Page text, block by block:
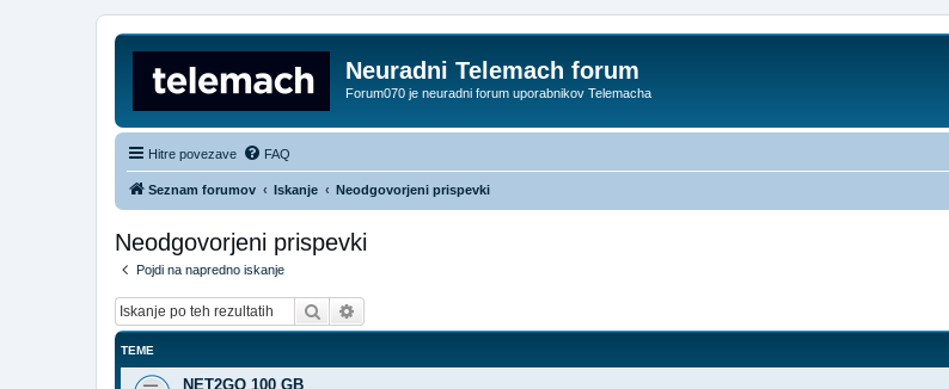
Neuradni Telemach forum
Forum070 je neuradni forum uporabnikov Telemacha
Hitre povezave FAQ
Seznam forumov Iskanje Neodgovorjeni prispevki
Neodgovorjeni prispevki
Pojdi na napredno iskanje
Iskanje
TEME
NET2GO 100 GB